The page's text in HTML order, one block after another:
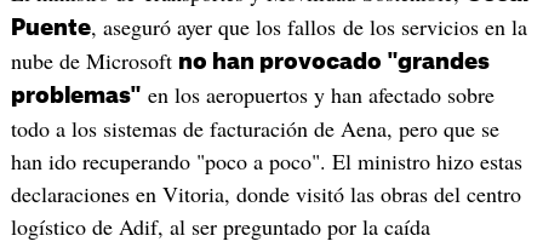
Puente, aseguró ayer que los fallos de los servicios en la
nube de Microsoft no han provocado "grandes
problemas" en los aeropuertos y han afectado sobre
todo a los sistemas de facturación de Aena, pero que se
han ido recuperando "poco a poco". El ministro hizo estas
declaraciones en Vitoria, donde visitó las obras del centro
logístico de Adif, al ser preguntado por la caída